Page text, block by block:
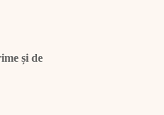
și de